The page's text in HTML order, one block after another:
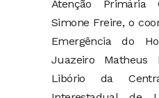
Atenção Primária
Simone Freire, o
Emergência do
Juazeiro Matheus
Libório da